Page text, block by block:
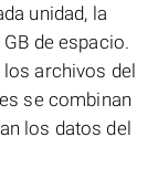
unidad, la
de espacio.
archivos del
se combinan
los datos del